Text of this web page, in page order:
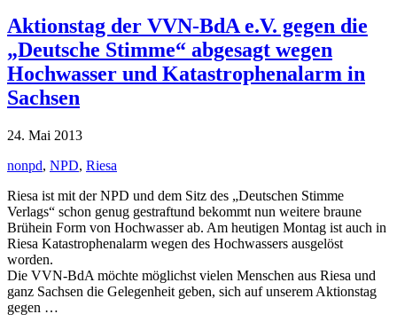
Aktionstag der VVN-BdA e.V. gegen die
„Deutsche Stimme“ abgesagt wegen
Hochwasser und Katastrophenalarm in
Sachsen
24. Mai 2013
nonpd, NPD, Riesa
Riesa ist mit der NPD und dem Sitz des „Deutschen Stimme
Verlags“ schon genug gestraftund bekommt nun weitere braune
Brühein Form von Hochwasser ab. Am heutigen Montag ist auch in
Riesa Katastrophenalarm wegen des Hochwassers ausgelöst
worden.
Die VVN-BdA möchte möglichst vielen Menschen aus Riesa und
ganz Sachsen die Gelegenheit geben, sich auf unserem Aktionstag
gegen …